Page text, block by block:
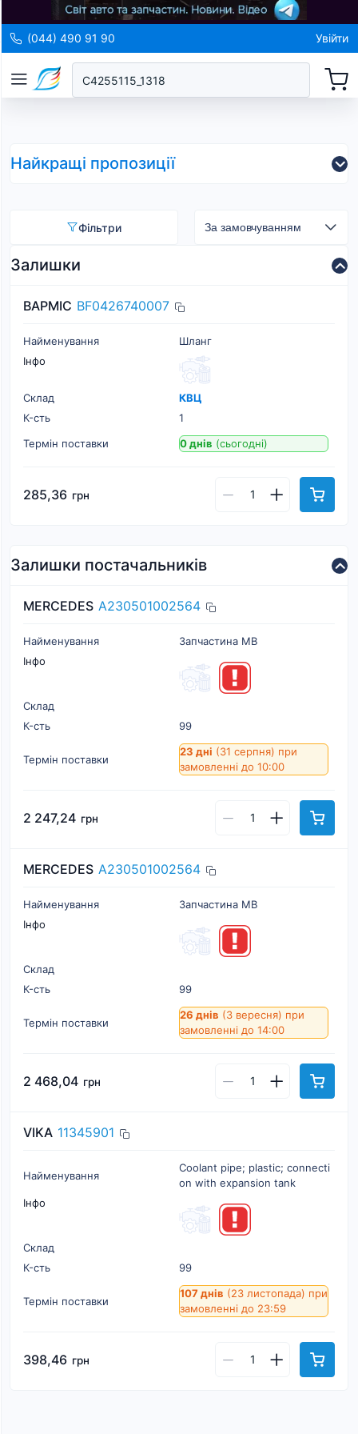
(044) 490 91 90 Увійти
Найкращі пропозиції
Фільтри
Залишки
BAPMIC BF0426740007
Найменування
Шланг
Інфо
Склад
КВЦ
К-cть
1
Термін поставки
0 днів (сьогодні)
285,36 грн
Залишки постачальників
MERCEDES A230501002564
Найменування
Запчастина MB
Інфо
Склад
К-cть
99
Термін поставки
23 дні (31 серпня) при
замовленні до 10:00
2 247,24 грн
MERCEDES A230501002564
Найменування
Запчастина MB
Інфо
Склад
К-cть
99
Термін поставки
26 днів (3 вересня) при
замовленні до 14:00
2 468,04 грн
VIKA 11345901
Найменування
Coolant pipe; plastic; connecti
on with expansion tank
Інфо
Склад
К-cть
99
Термін поставки
107 днів (23 листопада) при
замовленні до 23:59
398,46 грн